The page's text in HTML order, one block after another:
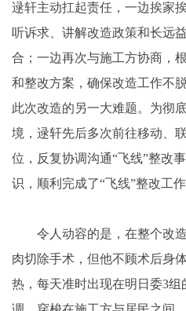
逯轩主动扛起责任，一边挨家
听诉求、讲解改造政策和长远
合；一边再次与施工方协商，
和整改方案，确保改造工作不
此次改造的另一大难题。为彻
境，逯轩先后多次前往移动、
位，反复协调沟通“飞线”整改
识，顺利完成了“飞线”整改工作
令人动容的是，在整个改造
肉切除手术，但他不顾术后身
热，每天准时出现在明日委3